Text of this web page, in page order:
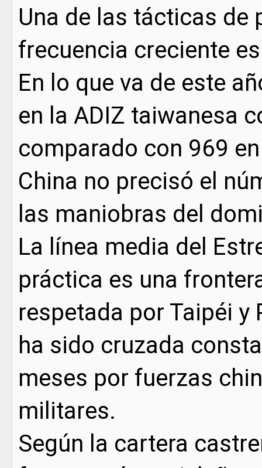
Una de las tácticas de
frecuencia creciente
En lo que va de este
en la ADIZ taiwanesa
comparado con 969
China no precisó el
las maniobras del
La línea media del
práctica es una
respetada por Taipéi y
ha sido cruzada
meses por fuerzas
militares.
Según la cartera